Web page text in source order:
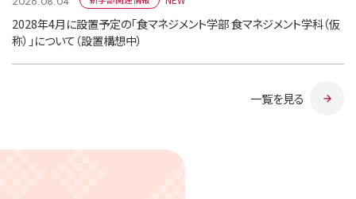
一覧を見る
2028年4月に設置予定の「食マネジメント学部 食マネジメント学科（仮
称）」について（設置構想中）